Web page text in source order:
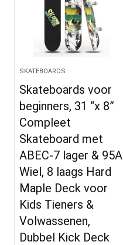
SKATEBOARDS
Skateboards voor
beginners, 31 “x 8”
Compleet
Skateboard met
ABEC-7 lager & 95A
Wiel, 8 laags Hard
Maple Deck voor
Kids Tieners &
Volwassenen,
Dubbel Kick Deck